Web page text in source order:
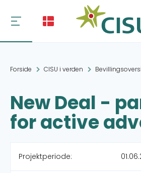
Forside CISU i verden
New Deal -
for active
Projektperiode: